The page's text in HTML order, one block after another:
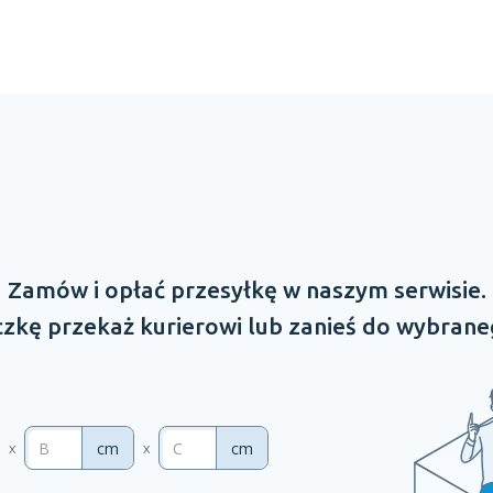
Zamów i opłaćprzesyłkę w naszym serwisie.
przekaż kurierowi lub zanieś do
x cm x cm